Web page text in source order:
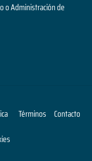
o Administración de
Términos Contacto